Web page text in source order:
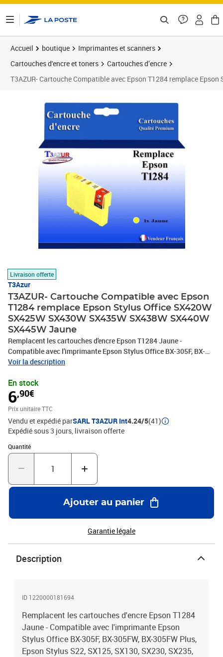
Accueil boutique
Imprimantes et scanners
Cartouches d'encre et toners
Cartouches d’encre
T3AZUR- Cartouche Compatible avec Epson T1284 remplace
Livraison offerte
T3Azur
T3AZUR- Cartouche Compatible avec Epson
T1284 remplace Epson Stylus Office SX420W
SX425W SX430W SX435W SX438W SX440W
SX445W Jaune
Remplacent les cartouches d'encre Epson T1284 Jaune -
Compatible avec l'imprimante Epson Stylus Office BX-305F, BX-
305FW, BX-305FW Plus, Epson Stylus S22, SX125, SX130, SX230,
SX445W - Ce lot comprend: 1 Jaune (6,6ml) avec un rendement de
5% , repondent à toutes les normes européennes ISO 9001/14001,
STMC, CE, ROHS - 100% Compatible - Encre de haute qualité qui
garantie une excellence qualité d'impression - Marque T3AZUR
Voir la description
En stock
6,90€
Prix unitaire TTC
Vendu et expédié parSARL T3AZUR Int4.24/5(41)
Expédié sous 3 jours livraison offerte
Quantité
Quantité : 1
Ajouter au panier
Garantie légale
Description
ID 1220000181694
Remplacent les cartouches d'encre Epson T1284
Jaune - Compatible avec l'imprimante Epson
Stylus Office BX-305F, BX-305FW, BX-305FW Plus,
Epson Stylus S22, SX125, SX130, SX230, SX235,